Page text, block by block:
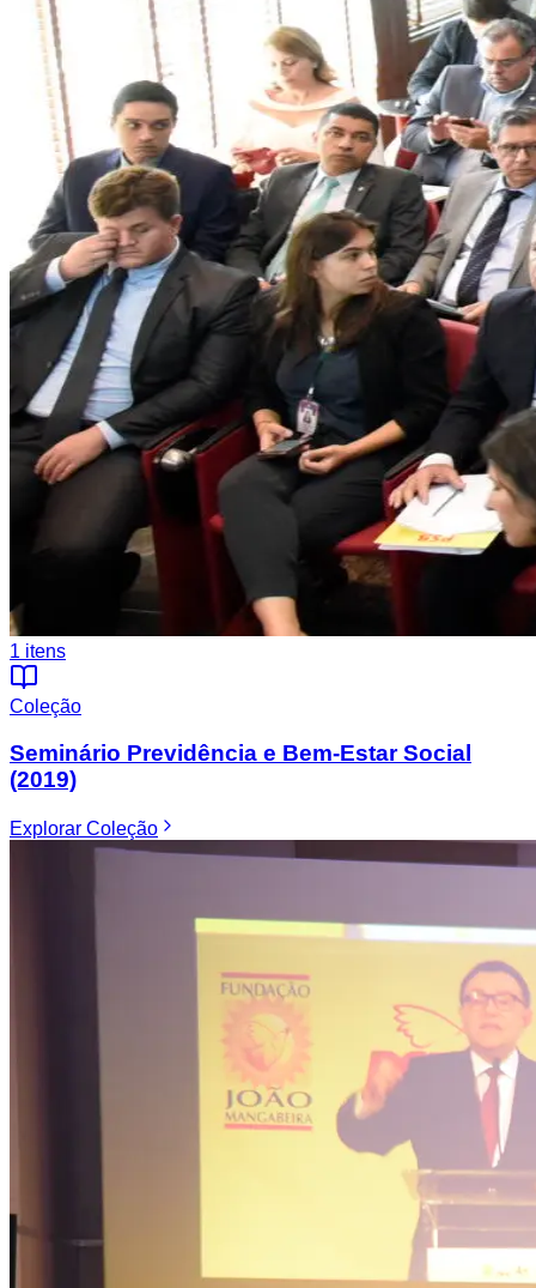
1 itens
Coleção
Seminário Previdência e Bem-Estar Social
(2019)
Explorar Coleção